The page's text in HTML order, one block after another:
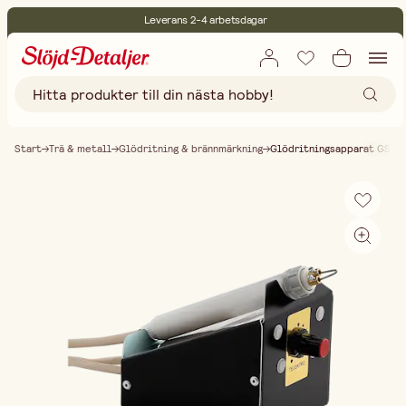
Leverans 2-4 arbetsdagar
Fri frakt vid köp över 499:-
Start Trä & metall Glödritning & brännmärkning Glödritningsapparat GS-1E